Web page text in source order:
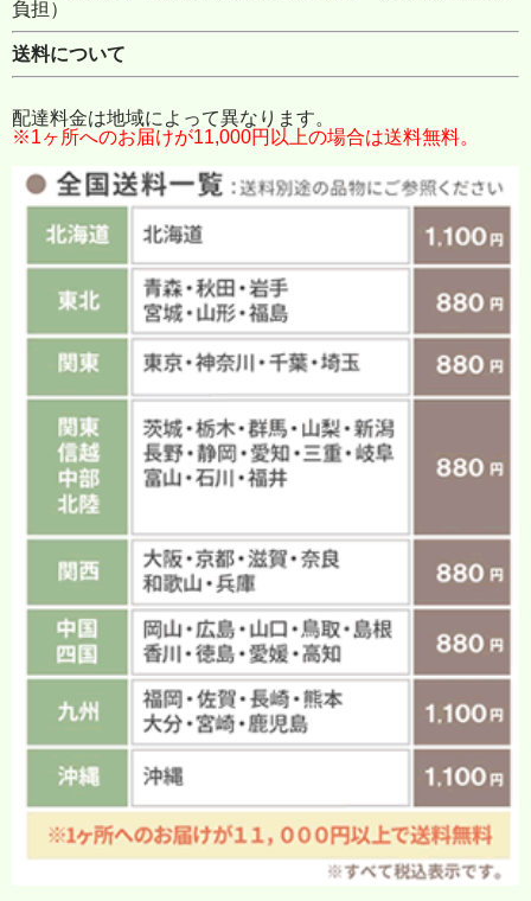
負担）
送料について
配達料金は地域によって異なります。
※1ヶ所へのお届けが11,000円以上の場合は送料無料。